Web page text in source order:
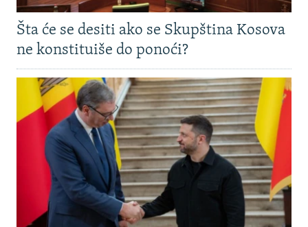
Šta će se desiti ako se Skupština Kosova
ne konstituiše do ponoći?